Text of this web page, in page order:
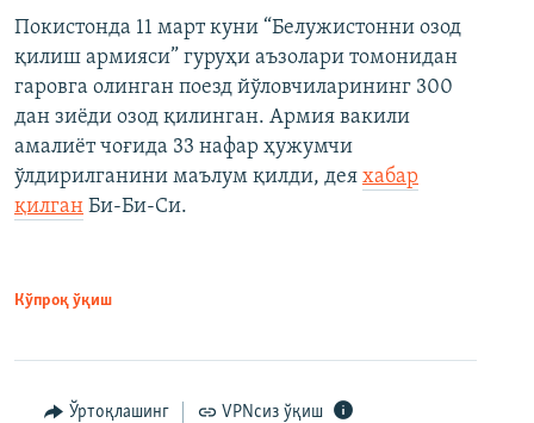
Покистонда 11 март куни “Белужистонни озод
қилиш армияси” гуруҳи аъзолари томонидан
гаровга олинган поезд йўловчиларининг 300
дан зиёди озод қилинган. Армия вакили
амалиёт чоғида 33 нафар ҳужумчи
ўлдирилганини маълум қилди, дея хабар
қилган Би-Би-Си.
Кўпроқ ўқиш
Ўртоқлашинг VPNсиз ўқиш